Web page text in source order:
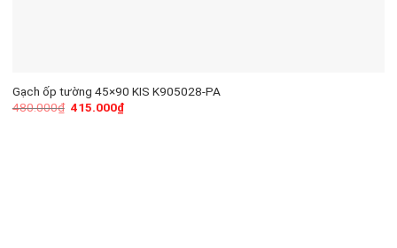
Gạch ốp tường 45×90 KIS K905028-PA
480.000₫ 415.000₫